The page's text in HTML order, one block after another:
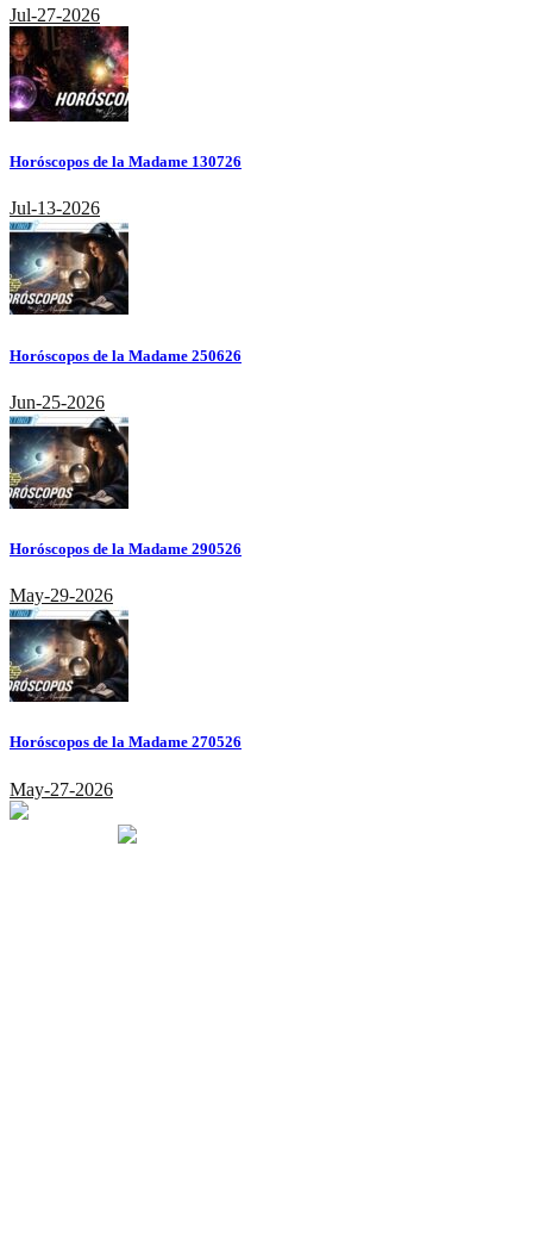
Jul-27-2026
Horóscopos de la Madame 130726
Jul-13-2026
Horóscopos de la Madame 250626
Jun-25-2026
Horóscopos de la Madame 290526
May-29-2026
Horóscopos de la Madame 270526
May-27-2026